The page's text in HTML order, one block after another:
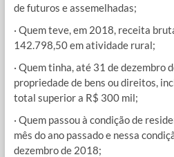
de futuros e assemelhadas;
· Quem teve, em 2018, receita
142.798,50 em atividade rural;
· Quem tinha, até 31 de dezembro
propriedade de bens ou direitos,
total superior a R$ 300 mil;
· Quem passou à condição de
mês do ano passado e nessa
dezembro de 2018;